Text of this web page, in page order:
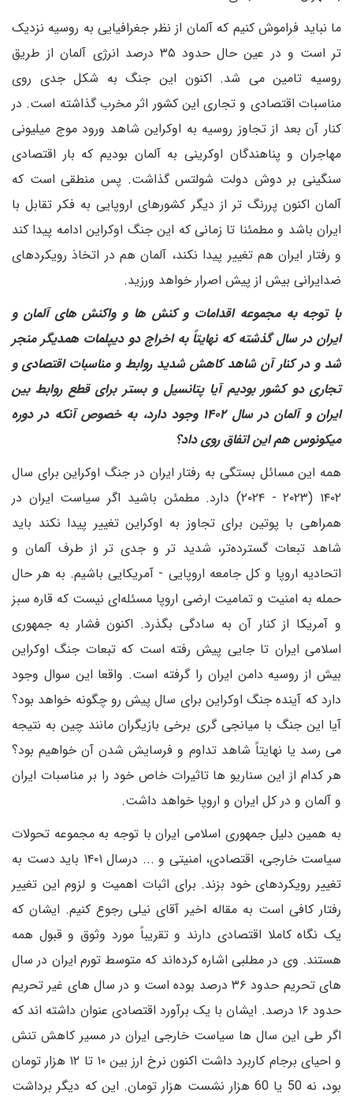
ما نباید فراموش کنیم که آلمان از نظر جغرافیایی به روسیه نزدیک
تر است و در عین حال حدود ۳۵ درصد انرژی آلمان از طریق
روسیه تامین می شد. اکنون این جنگ به شکل جدی روی
مناسبات اقتصادی و تجاری این کشور اثر مخرب گذاشته است. در
کنار آن بعد از تجاوز روسیه به اوکراین شاهد ورود موج میلیونی
مهاجران و پناهندگان اوکرینی به آلمان بودیم که بار اقتصادی
سنگینی بر دوش دولت شولتس گذاشت. پس منطقی است که
آلمان اکنون پررنگ تر از دیگر کشورهای اروپایی به فکر تقابل با
ایران باشد و مطمئنا تا زمانی که این جنگ اوکراین ادامه پیدا کند
و رفتار ایران هم تغییر پیدا نکند، آلمان هم در اتخاذ رویکردهای
ضدایرانی بیش از پیش اصرار خواهد ورزید.
با توجه به مجموعه اقدامات و کنش ها و واکنش های آلمان و
ایران در سال گذشته که نهایتاً به اخراج دو دیپلمات همدیگر منجر
شد و در کنار آن شاهد کاهش شدید روابط و مناسبات اقتصادی و
تجاری دو کشور بودیم آیا پتانسیل و بستر برای قطع روابط بین
ایران و آلمان در سال ۱۴۰۲ وجود دارد، به خصوص آنکه در دوره
میکونوس هم این اتفاق روی داد؟
همه این مسائل بستگی به رفتار ایران در جنگ اوکراین برای سال
۱۴۰۲ (۲۰۲۳ - ۲۰۲۴) دارد. مطمئن باشید اگر سیاست ایران در
همراهی با پوتین برای تجاوز به اوکراین تغییر پیدا نکند باید
شاهد تبعات گسترده‌تر، شدید تر و جدی تر از طرف آلمان و
اتحادیه اروپا و کل جامعه اروپایی - آمریکایی باشیم. به هر حال
حمله به امنیت و تمامیت ارضی اروپا مسئله‌ای نیست که قاره سبز
و آمریکا از کنار آن به سادگی بگذرد. اکنون فشار به جمهوری
اسلامی ایران تا جایی پیش رفته است که تبعات جنگ اوکراین
بیش از روسیه دامن ایران را گرفته است. واقعا این سوال وجود
دارد که آینده جنگ اوکراین برای سال پیش رو چگونه خواهد بود؟
آیا این جنگ با میانجی گری برخی بازیگران مانند چین به نتیجه
می رسد یا نهایتاً شاهد تداوم و فرسایش شدن آن خواهیم بود؟
هر کدام از این سناریو ها تاثیرات خاص خود را بر مناسبات ایران
و آلمان و در کل ایران و اروپا خواهد داشت.
به همین دلیل جمهوری اسلامی ایران با توجه به مجموعه تحولات
سیاست خارجی، اقتصادی، امنیتی و ... درسال ۱۴۰۱ باید دست به
تغییر رویکردهای خود بزند. برای اثبات اهمیت و لزوم این تغییر
رفتار کافی است به مقاله اخیر آقای نیلی رجوع کنیم. ایشان که
یک نگاه کاملا اقتصادی دارند و تقریباً مورد وثوق و قبول همه
هستند. وی در مطلبی اشاره کرده‌اند که متوسط تورم ایران در سال
های تحریم حدود ۳۶ درصد بوده است و در سال های غیر تحریم
حدود ۱۶ درصد. ایشان با یک برآورد اقتصادی عنوان داشته اند که
اگر طی این سال ها سیاست خارجی ایران در مسیر کاهش تنش
و احیای برجام کاربرد داشت اکنون نرخ ارز بین ۱۰ تا ۱۲ هزار تومان
بود، نه 50 یا 60 هزار نشست هزار تومان. این که دیگر برداشت